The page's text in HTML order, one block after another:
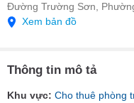
Đường Trường Sơn,
Xem bản đồ
Thông tin mô tả
Khu vực: Cho thuê phòng